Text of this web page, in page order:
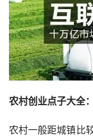
农村创业点子大全
农村一般距城镇比